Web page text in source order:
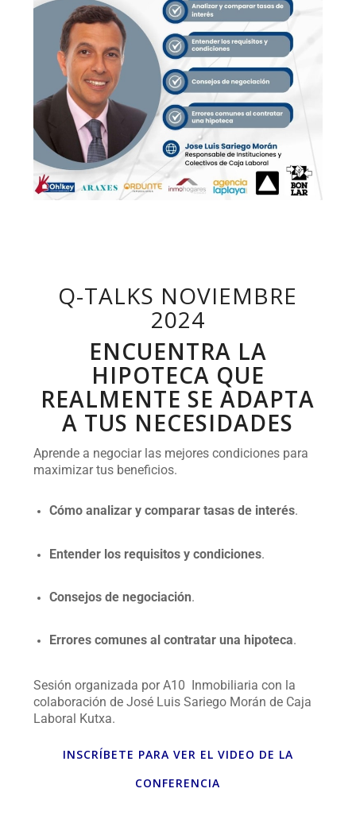
Q-TALKS NOVIEMBRE
2024
ENCUENTRA LA
HIPOTECA QUE
REALMENTE SE ADAPTA
A TUS NECESIDADES
Aprende a negociar las mejores condiciones para
maximizar tus beneficios.
Cómo analizar y comparar tasas de interés.
Entender los requisitos y condiciones.
Consejos de negociación.
Errores comunes al contratar una hipoteca.
Sesión organizada por A10 Inmobiliaria con la
colaboración de José Luis Sariego Morán de Caja
Laboral Kutxa.
INSCRÍBETE PARA VER EL VIDEO DE LA
CONFERENCIA